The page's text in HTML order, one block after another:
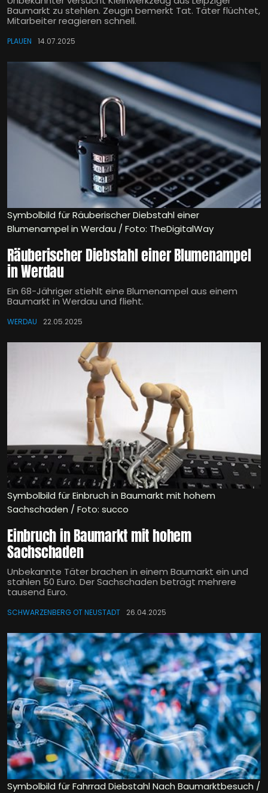
Baumarkt zu stehlen. Zeugin bemerkt Tat. Täter flüchtet,
Mitarbeiter reagieren schnell.
PLAUEN 14.07.2025
Symbolbild für Räuberischer Diebstahl einer
Blumenampel in Werdau / Foto: TheDigitalWay
Räuberischer Diebstahl einer Blumenampel
in Werdau
Ein 68-Jähriger stiehlt eine Blumenampel aus einem
Baumarkt in Werdau und flieht.
WERDAU 22.05.2025
Symbolbild für Einbruch in Baumarkt mit hohem
Sachschaden / Foto: succo
Einbruch in Baumarkt mit hohem
Sachschaden
Unbekannte Täter brachen in einem Baumarkt ein und
stahlen 50 Euro. Der Sachschaden beträgt mehrere
tausend Euro.
SCHWARZENBERG OT NEUSTADT 26.04.2025
Symbolbild für Fahrrad Diebstahl Nach Baumarktbesuch /